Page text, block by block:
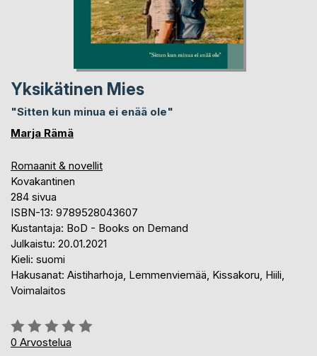
Yksikätinen Mies
"Sitten kun minua ei enää ole"
Marja Rämä
Romaanit & novellit
Kovakantinen
284 sivua
ISBN-13: 9789528043607
Kustantaja: BoD - Books on Demand
Julkaistu: 20.01.2021
Kieli: suomi
Hakusanat: Aistiharhoja, Lemmenviemää, Kissakoru, Hiili,
Voimalaitos
Arvostelu::
0%
0 Arvostelua